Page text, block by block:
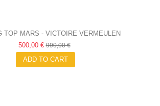
TOP MARS - VICTOIRE VERMEULEN
500,00 €990,00 €
ADD TO CART